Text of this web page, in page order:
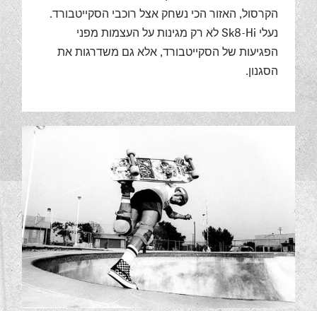
הקרסול, האזור הכי נשחק אצל רוכבי הסקייטבורד.
נעלי Sk8-Hi לא רק מגינות על העצמות מפני
הפגיעות של הסקייטבורד, אלא גם משדרגות את
הסגנון.